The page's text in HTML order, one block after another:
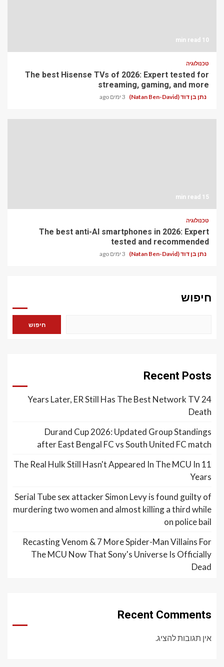
10 min read
טכנולוגיה
The best Hisense TVs of 2026: Expert tested for
streaming, gaming, and more
נתן בן דוד (Natan Ben-David) 3 ימים ago
15 min read
טכנולוגיה
The best anti-AI smartphones in 2026: Expert
tested and recommended
נתן בן דוד (Natan Ben-David) 3 ימים ago
חיפוש
חיפוש
Recent Posts
24 Years Later, ER Still Has The Best Network TV
Death
Durand Cup 2026: Updated Group Standings
after East Bengal FC vs South United FC match
The Real Hulk Still Hasn't Appeared In The MCU In 11
Years
Serial Tube sex attacker Simon Levy is found guilty of
murdering two women and almost killing a third while
on police bail
Recasting Venom & 7 More Spider-Man Villains For
The MCU Now That Sony's Universe Is Officially
Dead
Recent Comments
אין תגובות להציג.